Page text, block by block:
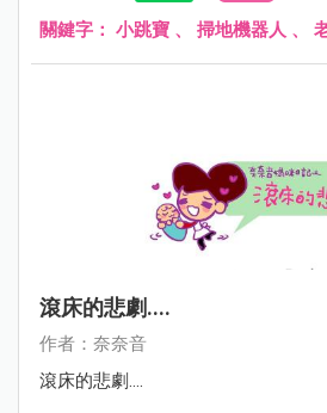
關鍵字： 小跳寶 、 掃地機器人 、
滾床的悲劇....
作者：奈奈音
滾床的悲劇....